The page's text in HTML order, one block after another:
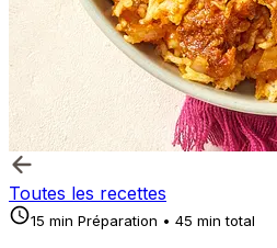
Toutes les recettes
15 min Préparation • 45 min total